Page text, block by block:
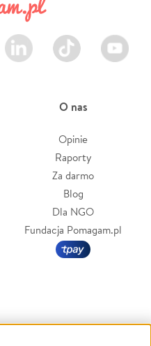
LinkedIn TikTok Youtube
O nas
Opinie
Raporty
Za darmo
Blog
Dla NGO
Fundacja Pomagam.pl